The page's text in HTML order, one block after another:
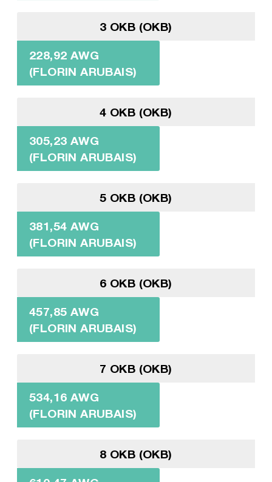
3 OKB (OKB)
228,92 AWG
(FLORIN ARUBAIS)
4 OKB (OKB)
305,23 AWG
(FLORIN ARUBAIS)
5 OKB (OKB)
381,54 AWG
(FLORIN ARUBAIS)
6 OKB (OKB)
457,85 AWG
(FLORIN ARUBAIS)
7 OKB (OKB)
534,16 AWG
(FLORIN ARUBAIS)
8 OKB (OKB)